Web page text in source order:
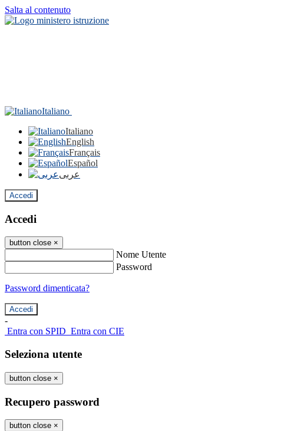
Salta al contenuto
Italiano
Italiano
English
Français
Español
عربى
Accedi
Accedi
button close ×
Nome Utente
Password
Password dimenticata?
-
Entra con SPID Entra con CIE
Seleziona utente
button close ×
Recupero password
button close ×